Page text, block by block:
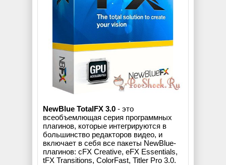
NewBlue TotalFX 3.0 - это
всеобъемлющая серия программных
плагинов, которые интегрируются в
большинство редакторов видео, и
включает в себя все пакеты NewBlue-
плагинов: cFX Creative, eFX Essentials,
tFX Transitions, ColorFast, Titler Pro 3.0.